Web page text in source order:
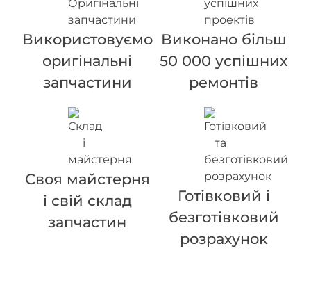
Використовуємо
оригінальні
запчастини
Своя майстерня
і свій склад
запчастин
Виконано більш
50 000 успішних
ремонтів
Готівковий і
безготівковий
розрахунок